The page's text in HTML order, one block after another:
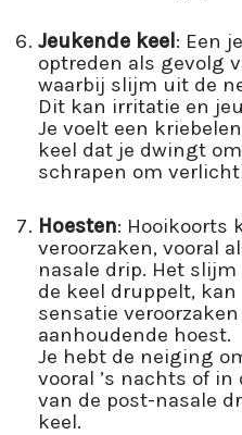
Jeukende keel: Een
optreden als gevolg
waarbij slijm uit de
Dit kan irritatie en
Je voelt een
keel dat je dwingt
schrapen om
Hoesten: Hooikoorts
veroorzaken, vooral
nasale drip. Het
de keel druppelt,
sensatie
aanhoudende hoest.
Je hebt de neiging
vooral ’s nachts of
van de post-nasale
keel.